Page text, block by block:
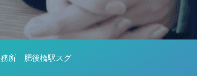
務所 肥後橋駅スグ